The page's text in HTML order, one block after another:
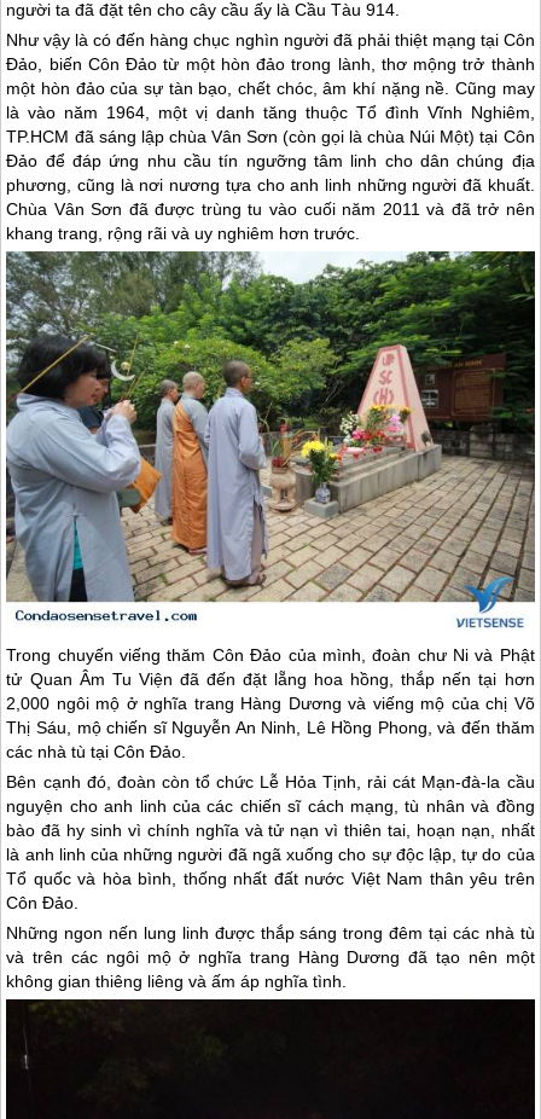
người ta đã đặt tên cho cây cầu ấy là Cầu Tàu 914.
Như vậy là có đến hàng chục nghìn người đã phải thiệt mạng tại Côn
Đảo , biến Côn Đảo từ một hòn đảo trong lành, thơ mộng trở thành
một hòn đảo của sự tàn bạo, chết chóc, âm khí nặng nề. Cũng may
là vào năm 1964, một vị danh tăng thuộc Tổ đình Vĩnh Nghiêm,
TP.HCM đã sáng lập chùa Vân Sơn (còn gọi là chùa Núi Một) tại Côn
Đảo để đáp ứng nhu cầu tín ngưỡng tâm linh cho dân chúng địa
phương, cũng là nơi nương tựa cho anh linh những người đã khuất.
Chùa Vân Sơn đã được trùng tu vào cuối năm 2011 và đã trở nên
khang trang, rộng rãi và uy nghiêm hơn trước.
Trong chuyến viếng thăm Côn Đảo của mình, đoàn chư Ni và Phật
tử Quan Âm Tu Viện đã đến đặt lẵng hoa hồng, thắp nến tại hơn
2,000 ngôi mộ ở nghĩa trang Hàng Dương và viếng mộ của chị Võ
Thị Sáu, mộ chiến sĩ Nguyễn An Ninh, Lê Hồng Phong, và đến thăm
các nhà tù tạiCôn Đảo.
Bên cạnh đó, đoàn còn tổ chức Lễ Hỏa Tịnh, rải cát Mạn-đà-la cầu
nguyện cho anh linh của các chiến sĩ cách mạng, tù nhân và đồng
bào đã hy sinh vì chính nghĩa và tử nạn vì thiên tai, hoạn nạn, nhất
là anh linh của những người đã ngã xuống cho sự độc lập, tự do của
Tổ quốc và hòa bình, thống nhất đất nước Việt Nam thân yêu trên
Côn Đảo.
Những ngon nến lung linh được thắp sáng trong đêm tại các nhà tù
và trên các ngôi mộ ở nghĩa trang Hàng Dương đã tạo nên một
không gian thiêng liêng và ấm áp nghĩa tình.